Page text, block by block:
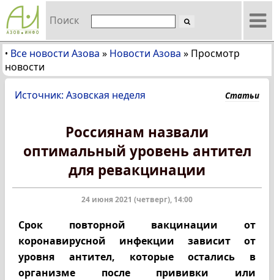
Поиск
• Все новости Азова » Новости Азова » Просмотр
новости
Источник: Азовская неделя Статьи
Россиянам назвали
оптимальный уровень антител
для ревакцинации
24 июня 2021 (четверг), 14:00
Срок повторной вакцинации от
коронавирусной инфекции зависит от
уровня антител, которые остались в
организме после прививки или